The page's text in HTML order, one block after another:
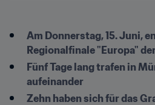
Am Donnerstag, 15. Juni,
Regionalfinale "Europa"
Fünf Tage lang trafen in
aufeinander
Zehn haben sich für das